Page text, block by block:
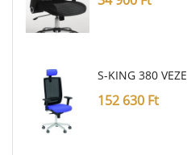
S-KING 380
152 630 Ft